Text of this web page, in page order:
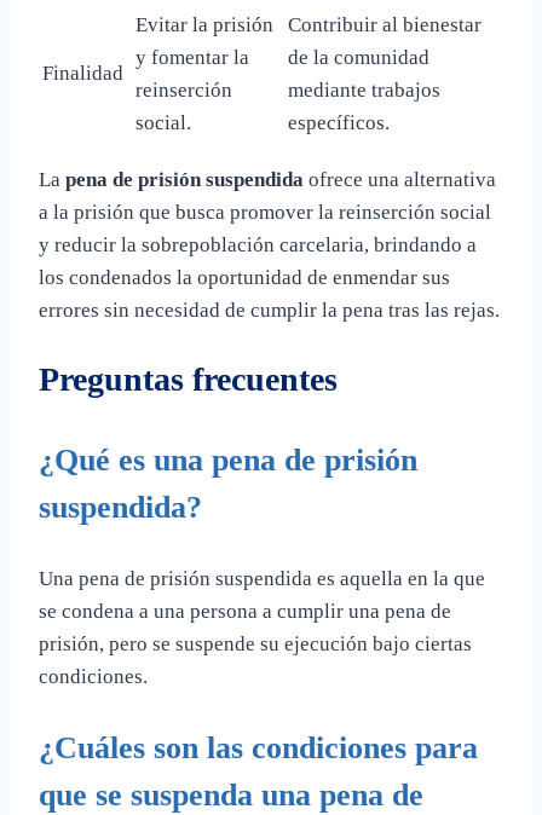
Finalidad
Evitar la prisión
y fomentar la
reinserción
social.
Contribuir al bienestar
de la comunidad
mediante trabajos
específicos.
La pena de prisión suspendida ofrece una alternativa
a la prisión que busca promover la reinserción social
y reducir la sobrepoblación carcelaria, brindando a
los condenados la oportunidad de enmendar sus
errores sin necesidad de cumplir la pena tras las rejas.
Preguntas frecuentes
¿Qué es una pena de prisión
suspendida?
Una pena de prisión suspendida es aquella en la que
se condena a una persona a cumplir una pena de
prisión, pero se suspende su ejecución bajo ciertas
condiciones.
¿Cuáles son las condiciones para
que se suspenda una pena de